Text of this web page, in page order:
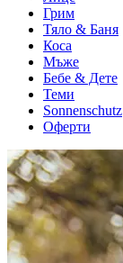
Грим
Тяло & Баня
Коса
Мъже
Бебе & Дете
Теми
Sonnenschutz
Оферти